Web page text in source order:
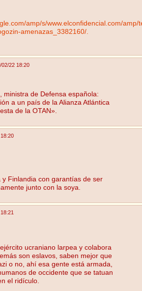
amp/s/www.elconfidencial.com/
amenazas_3382160/.
02/22 18:20
ministra de Defensa española:
a un país de la Alianza Atlántica
de la OTAN».
y Finlandia con garantías de ser
junto con la soya.
ucraniano larpea y colabora
son eslavos, saben mejor que
o no, ahí esa gente está armada,
de occidente que se tatuan
el ridículo.